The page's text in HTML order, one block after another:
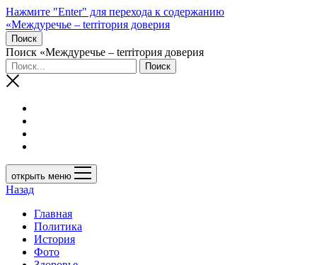
Нажмите "Enter" для перехода к содержанию
«Междуречье – terriтория доверия
Поиск
Поиск «Междуречье – terriтория доверия
открыть меню
Назад
Главная
Политика
История
Фото